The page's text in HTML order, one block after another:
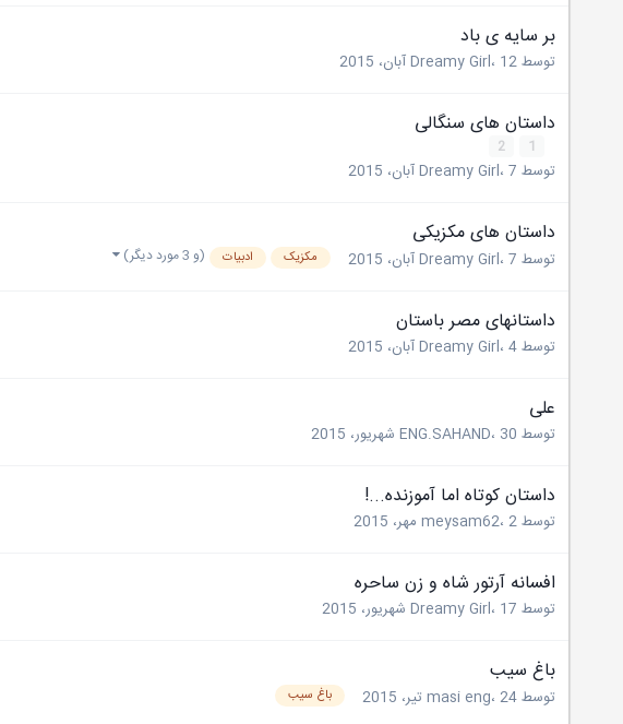
بر سايه ی باد
توسط Dreamy Girl، 12 آبان، 2015
داستان های سنگالی
1
2
توسط Dreamy Girl،7 آبان، 2015
داستان های مکزیکی
توسط Dreamy Girl،7 آبان، 2015 مکزیک ادبیات (و 3 مورد دیگر)
داستانهای مصر باستان
توسط Dreamy Girl،4 آبان، 2015
علی
توسط ENG.SAHAND، 30 شهریور، 2015
داستان کوتاه اما آموزنده...!
توسط meysam62،2 مهر، 2015
افسانه آرتور شاه و زن ساحره
توسط Dreamy Girl، 17 شهریور، 2015
باغ سیب
توسط masi eng،24 تیر، 2015 باغ سیب